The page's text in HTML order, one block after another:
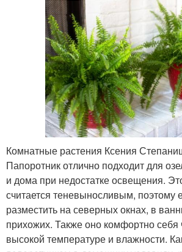
Комнатные растения Ксения
Папоротник отлично подходит для
и дома при недостатке освещения.
считается теневыносливым, поэтому
разместить на северных окнах, в
прихожих. Также оно комфортно себя
высокой температуре и влажности.